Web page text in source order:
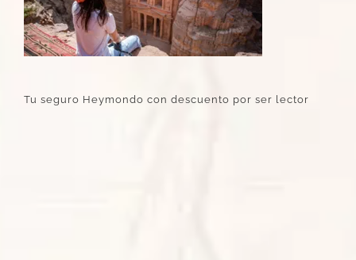
Tu seguro Heymondo con descuento por ser lector